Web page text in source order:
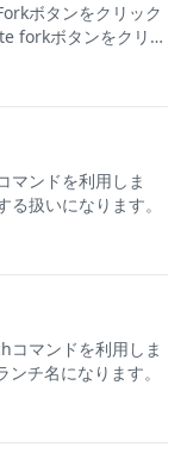
ボタンをクリック
forkボタンをクリッ
。 自身のレポジト
ンドを利用しま
扱いになります。
マンドを利用しま
チ名になります。